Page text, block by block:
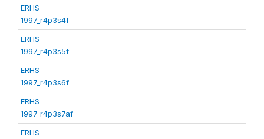
ERHS
1997_r4p3s4f
ERHS
1997_r4p3s5f
ERHS
1997_r4p3s6f
ERHS
1997_r4p3s7af
ERHS